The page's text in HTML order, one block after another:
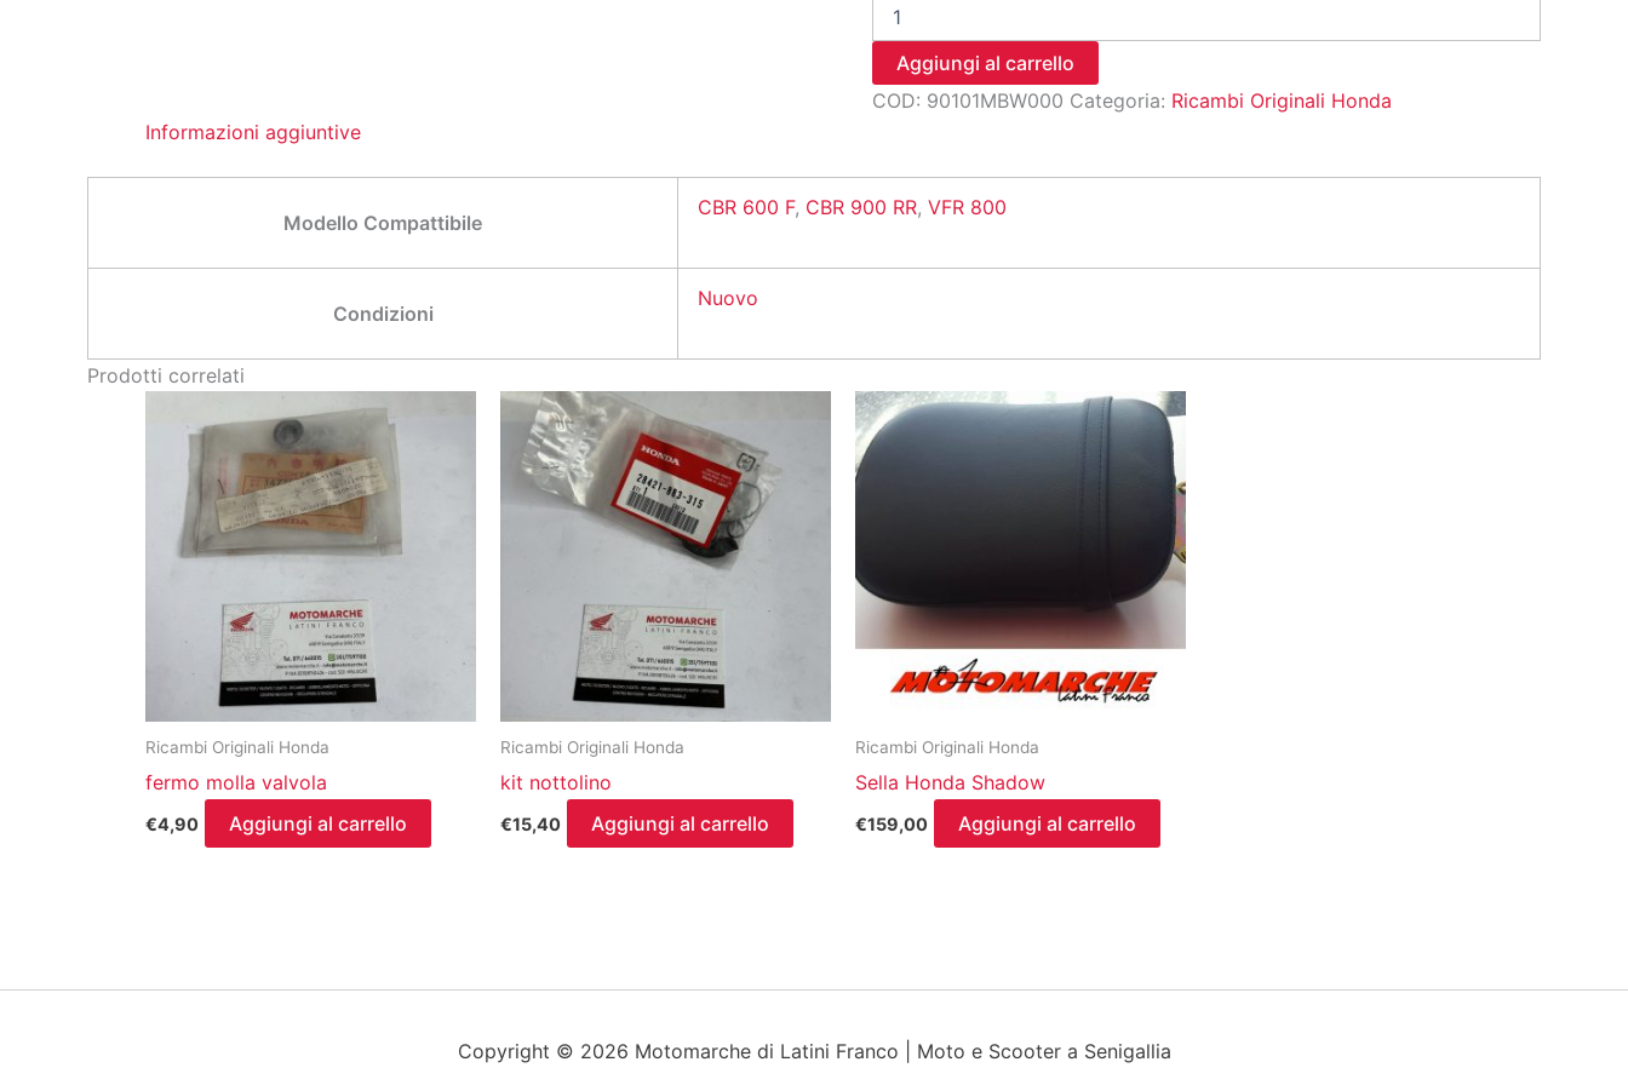
termica
collett
quantità
Aggiungi al carrello
COD: 90101MBW000 Categoria: Ricambi Originali Honda
Informazioni aggiuntive
Modello Compattibile
CBR 600 F, CBR 900 RR, VFR 800
Condizioni
Nuovo
Prodotti correlati
Ricambi Originali Honda
fermo molla valvola
€4,90 Aggiungi al carrello
Ricambi Originali Honda
kit nottolino
€15,40 Aggiungi al carrello
Ricambi Originali Honda
Sella Honda Shadow
€159,00 Aggiungi al carrello
Copyright © 2026 Motomarche di Latini Franco | Moto e Scooter a Senigallia